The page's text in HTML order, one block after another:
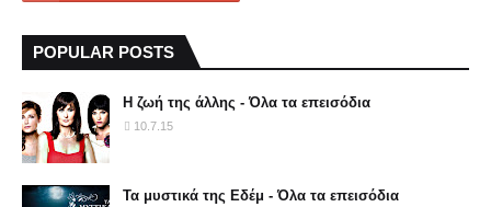
POPULAR POSTS
Η ζωή της άλλης - Όλα τα επεισόδια
10.7.15
Τα μυστικά της Εδέμ - Όλα τα επεισόδια